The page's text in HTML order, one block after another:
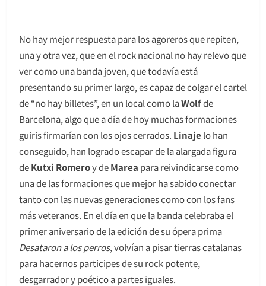
No hay mejor respuesta para los agoreros que repiten,
una y otra vez, que en el rock nacional no hay relevo que
ver como una banda joven, que todavía está
presentando su primer largo, es capaz de colgar el cartel
de “no hay billetes”, en un local como laWolfde
Barcelona, algo que a día de hoy muchas formaciones
guiris firmarían con los ojos cerrados. Linaje lo han
conseguido, han logrado escapar de la alargada figura
deKutxi Romeroy deMarea para reivindicarse como
una de las formaciones que mejor ha sabido conectar
tanto con las nuevas generaciones como con los fans
más veteranos. En el día en que la banda celebraba el
primer aniversario de la edición de su ópera prima
Desataron a los perros, volvían a pisar tierras catalanas
para hacernos participes de su rock potente,
desgarrador y poético a partes iguales.